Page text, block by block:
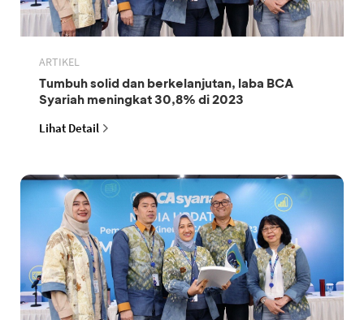
ARTIKEL
Tumbuh solid dan berkelanjutan, laba BCA
Syariah meningkat 30,8% di 2023
Lihat Detail